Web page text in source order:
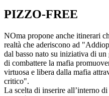
PIZZO-FREE
NOma propone anche itinerari
realtà che aderiscono ad
dal basso nato su iniziativa di
di combattere la mafia
virtuosa e libera dalla mafia
critico".
La scelta di inserire all’interno